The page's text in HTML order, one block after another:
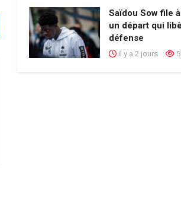
Saïdou Sow file
un départ qui
défense
il y a 2 jours